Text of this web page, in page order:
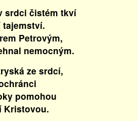
srdci čistém tkví
tajemství.
Petrovým,
nemocným.
ze srdcí,
pomohou
Kristovou.